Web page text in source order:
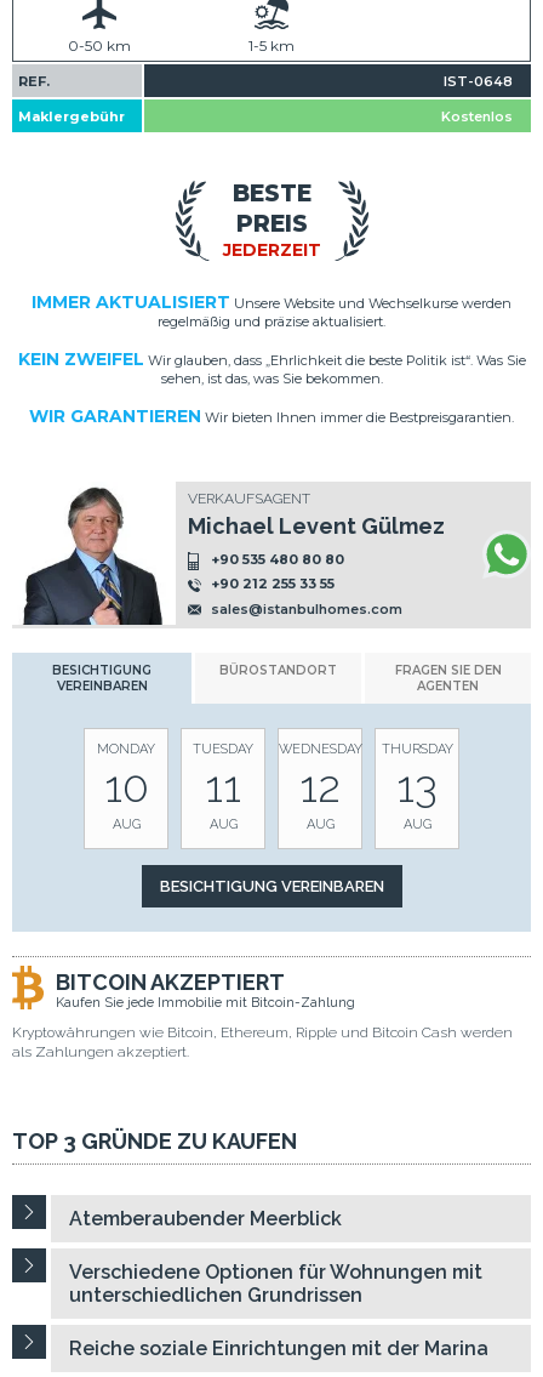
0-50 km 1-5 km
REF. IST-0648
Maklergebühr Kostenlos
JEDERZEIT
BESTE
PREIS
IMMER AKTUALISIERT Unsere Website und Wechselkurse werden
regelmäßig und präzise aktualisiert.
KEIN ZWEIFEL Wir glauben, dass „Ehrlichkeit die beste Politik ist“. Was Sie
sehen, ist das, was Sie bekommen.
WIR GARANTIEREN Wir bieten Ihnen immer die Bestpreisgarantien.
VERKAUFSAGENT
Michael Levent Gülmez
+90 535 480 80 80
+90 212 255 33 55
sales@istanbulhomes.com
BESICHTIGUNG
VEREINBAREN
BÜROSTANDORT
FRAGEN SIE DEN
AGENTEN
MONDAY
10
AUG
TUESDAY
11
AUG
WEDNESDAY
12
AUG
THURSDAY
13
AUG
BITCOIN AKZEPTIERT
Kaufen Sie jede Immobilie mit Bitcoin-Zahlung
Kryptowährungen wie Bitcoin, Ethereum, Ripple und Bitcoin Cash werden
als Zahlungen akzeptiert.
TOP 3 GRÜNDE ZU KAUFEN
Atemberaubender Meerblick
Verschiedene Optionen für Wohnungen mit
unterschiedlichen Grundrissen
Reiche soziale Einrichtungen mit der Marina